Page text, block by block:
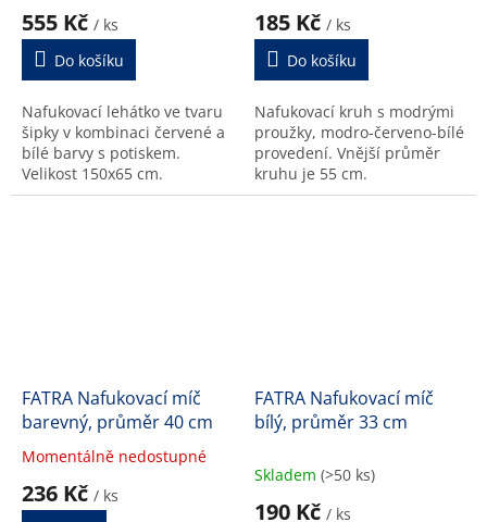
produktu
5,0
5
hvězdiček.
555 Kč / ks
Do košíku
Nafukovací lehátko ve tvaru
šipky v kombinaci červené a
bílé barvy s potiskem.
Velikost 150x65 cm.
produktu
5,0
5
hvězdiček.
185 Kč / ks
Do košíku
Nafukovací kruh s modrými
proužky, modro-červeno-bílé
provedení. Vnější průměr
kruhu je 55 cm.
FATRA Nafukovací míč
barevný, průměr 40 cm
Průměrné
produktu
Momentálně nedostupné
236 Kč / ks
FATRA Nafukovací míč
bílý, průměr 33 cm
Skladem (>50 ks)
190 Kč / ks